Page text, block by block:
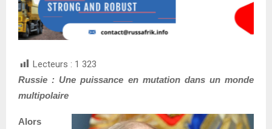
Lecteurs : 1 323
Russie : Une puissance en mutation dans un monde
multipolaire
Alors